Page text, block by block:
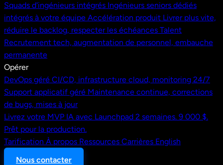
Squads d'ingénieurs intégrés Ingénieurs seniors dédiés
intégrés à votre équipe Accélération produit Livrer plus vite,
réduire le backlog, respecter les échéances Talent
Recrutement tech, augmentation de personnel, embauche
permanente
Opérer
DevOps géré CI/CD, infrastructure cloud, monitoring 24/7
Support applicatif géré Maintenance continue, corrections
de bugs, mises à jour
Livrez votre MVP IA avec Launchpad 2 semaines. 9 000 $.
Prêt pour la production.
Tarification À propos Ressources Carrières English
Nous contacter